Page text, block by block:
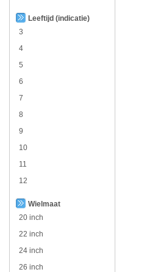
Leeftijd (indicatie)
3
4
5
6
7
8
9
10
11
12
Wielmaat
20 inch
22 inch
24 inch
26 inch